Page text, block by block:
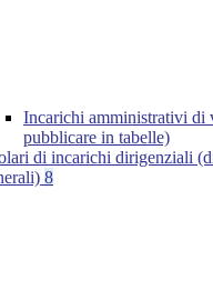
Incarichi amministrativi di
pubblicare in tabelle)
di incarichi dirigenziali
8